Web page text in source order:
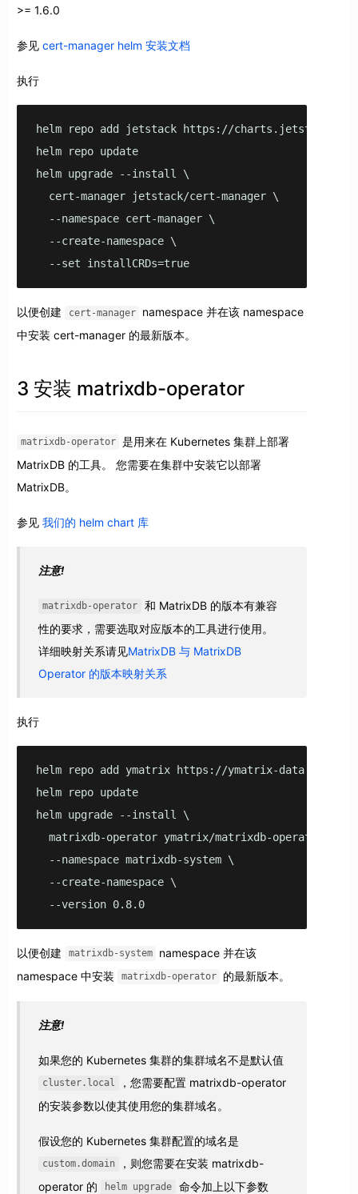
>= 1.6.0
参见 cert-manager helm 安装文档
执行
helm repo add jetstack https://charts.jetstack.io
helm repo update
helm upgrade --install \
  cert-manager jetstack/cert-manager \
  --namespace cert-manager \
  --create-namespace \
  --set installCRDs=true
以便创建 cert-manager
namespace 并在该 namespace
中安装 cert-manager 的最新版本。
3 安装 matrixdb-operator
matrixdb-operator
是用来在 Kubernetes 集群上部署
MatrixDB 的工具。 您需要在集群中安装它以部署
MatrixDB。
参见 我们的 helm chart 库
注意!
matrixdb-operator
和 MatrixDB 的版本有兼容
性的要求，需要选取对应版本的工具进行使用。
详细映射关系请见MatrixDB 与 MatrixDB
Operator 的版本映射关系
执行
helm repo add ymatrix https://ymatrix-
helm repo update
helm upgrade --install \
  matrixdb-operator ymatrix/matrixdb-operator \
  --namespace matrixdb-system \
  --create-namespace \
  --version 0.8.0
以便创建 matrixdb-system
namespace 并在该
namespace 中安装
matrixdb-operator 的最新版本。
注意!
如果您的 Kubernetes 集群的集群域名不是默认值
cluster.local
，您需要配置 matrixdb-operator
的安装参数以使其使用您的集群域名。
假设您的 Kubernetes 集群配置的域名是
custom.domain
，则您需要在安装 matrixdb-
operator 的
helm upgrade 命令加上以下参数